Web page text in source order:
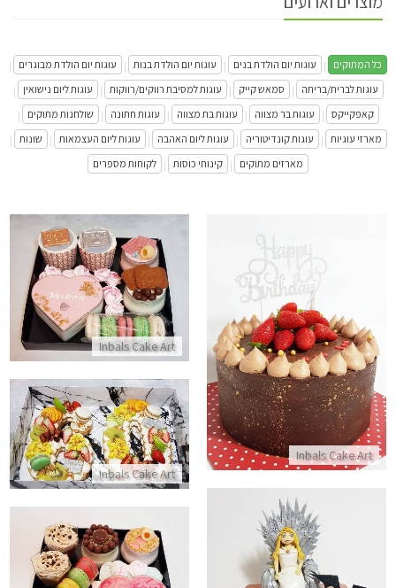
כל המתוקים | עוגות יום הולדת בנים | עוגות יום הולדת בנות | עוגות יום הולדת מבוגרים
|
עוגות לברית/בריתה
| סמאש קייק | עוגות למסיבת רווקים/רווקות | עוגות ליום נישואין
|
קאפקייקס | עוגות בר מצווה | עוגות בת מצווה | עוגות חתונה | שולחנות מתוקים
|
מארזי עוגיות | עוגות קונדיטוריה | עוגות ליום האהבה | עוגות ליום העצמאות | שונות |
מארזים מתוקים
| קינוחי כוסות | לקוחות מספרים
Inbals Cake Art
מארז יום הולדת
התקשר/י
Inbals Cake Art
עוגת שוקולד ליום הולדת
התקשר/י
Inbals Cake Art
עוגת מספרים ופירות
התקשר/י
עוגת משחקי הכס מבצק סוכר מארז מתוק